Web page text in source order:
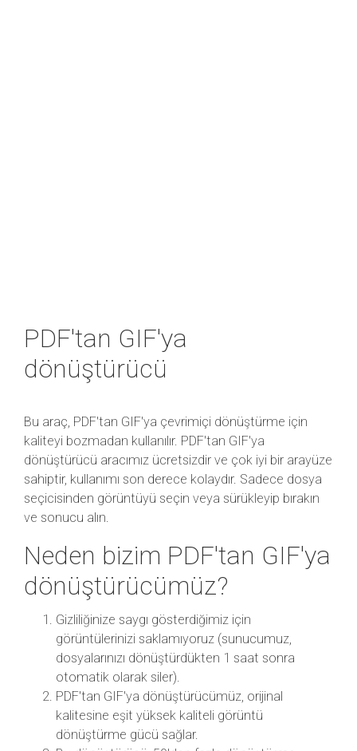
PDF'tan GIF'ya
dönüştürücü
Bu araç, PDF'tan GIF'ya çevrimiçi dönüştürme için
kaliteyi bozmadan kullanılır. PDF'tan GIF'ya
dönüştürücü aracımız ücretsizdir ve çok iyi bir arayüze
sahiptir, kullanımı son derece kolaydır. Sadece dosya
seçicisinden görüntüyü seçin veya sürükleyip bırakın
ve sonucu alın.
Neden bizim PDF'tan GIF'ya
dönüştürücümüz?
Gizliliğinize saygı gösterdiğimiz için
görüntülerinizi saklamıyoruz (sunucumuz,
dosyalarınızı dönüştürdükten 1 saat sonra
otomatik olarak siler).
PDF'tan GIF'ya dönüştürücümüz, orijinal
kalitesine eşit yüksek kaliteli görüntü
dönüştürme gücü sağlar.